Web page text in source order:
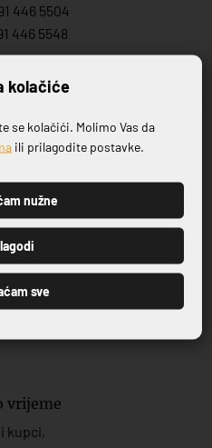
446 5504
446 5548
446 5548
446 5547
702 8258
salon
11
vrijeme
kupci,
newsletter
SE
kolačiće
se kolačići. Molimo Vas da
ili prilagodite postavke.
nužne
sve